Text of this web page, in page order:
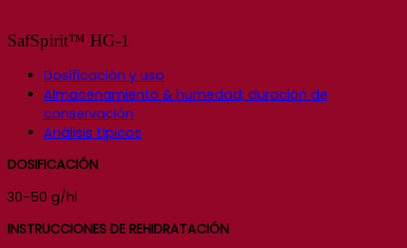
SafSpirit™ HG-1
Dosificación y uso
Almacenamiento & humedad; duración de
conservación
Análisis típicos
DOSIFICACIÓN
30-50 g/hl
INSTRUCCIONES DE REHIDRATACIÓN